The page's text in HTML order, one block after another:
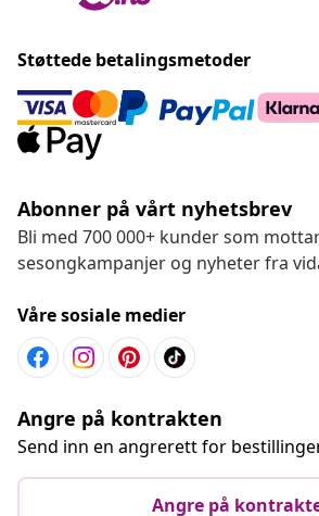
Støttede betalingsmetoder
Abonner på vårt nyhetsbrev
Bli med 700 000+ kunder som
sesongkampanjer og nyheter fra
Våre sosiale medier
Angre på kontrakten
Send inn en angrerett for
Angre på